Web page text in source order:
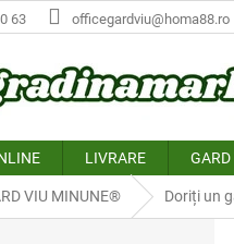
63 officegardviu@homa88.ro
LIVRARE
VIU MINUNE® Doriți un